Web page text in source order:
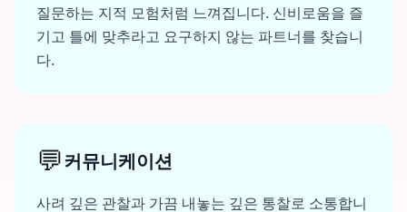
질문하는 지적 모험처럼 느껴집니다. 신비로움을 즐
기고 틀에 맞추라고 요구하지 않는 파트너를 찾습니
다.
💬커뮤니케이션
사려 깊은 관찰과 가끔 내놓는 깊은 통찰로 소통합니